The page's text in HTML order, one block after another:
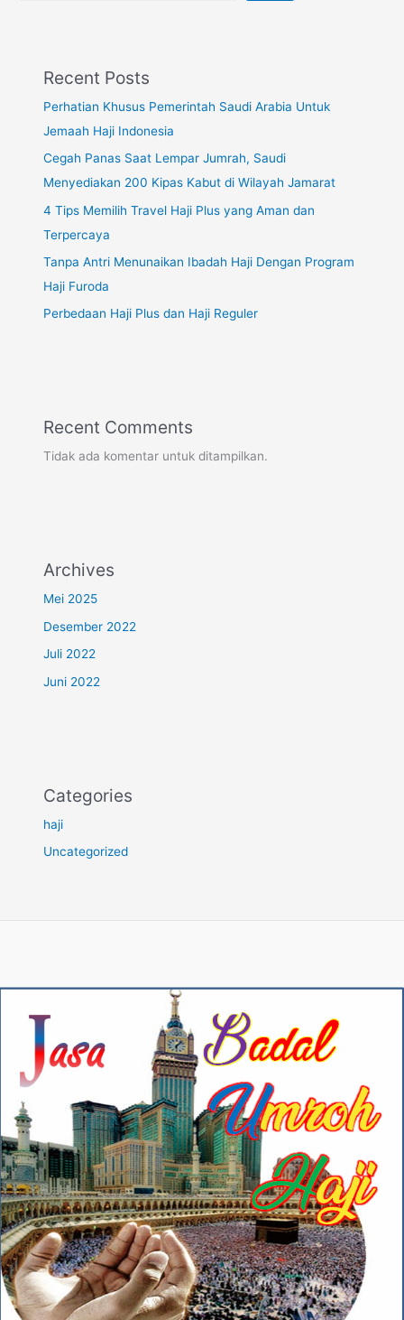
Recent Posts
Perhatian Khusus Pemerintah Saudi Arabia Untuk
Jemaah Haji Indonesia
Cegah Panas Saat Lempar Jumrah, Saudi
Menyediakan 200 Kipas Kabut di Wilayah Jamarat
4 Tips Memilih Travel Haji Plus yang Aman dan
Terpercaya
Tanpa Antri Menunaikan Ibadah Haji Dengan Program
Haji Furoda
Perbedaan Haji Plus dan Haji Reguler
Recent Comments
Tidak ada komentar untuk ditampilkan.
Archives
Mei 2025
Desember 2022
Juli 2022
Juni 2022
Categories
haji
Uncategorized